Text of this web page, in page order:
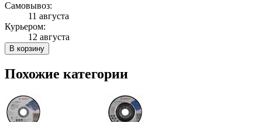
Самовывоз:
11 августа
Курьером:
12 августа
В корзину
Похожие категории